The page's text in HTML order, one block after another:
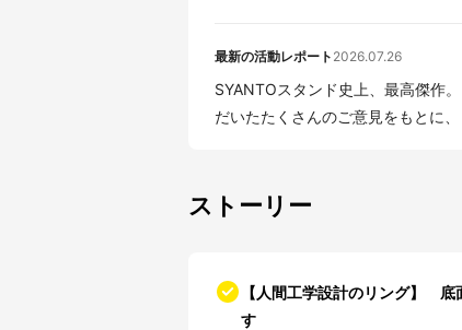
最新の活動レポート 2026.07.26
SYANTOスタンド史上、最高傑作。 7/
だいたたくさんのご意見をもとに
ストーリー
【人間工学設計のリング】
す